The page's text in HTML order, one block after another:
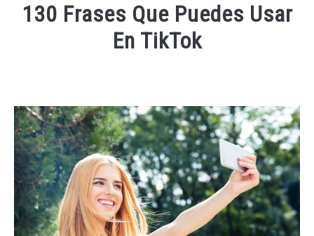
130 Frases Que Puedes Usar
En TikTok
in
Frases